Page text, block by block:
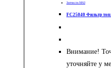
Запчасти МАЗ
FC25040 Фильтр
Внимание!
уточняйте у